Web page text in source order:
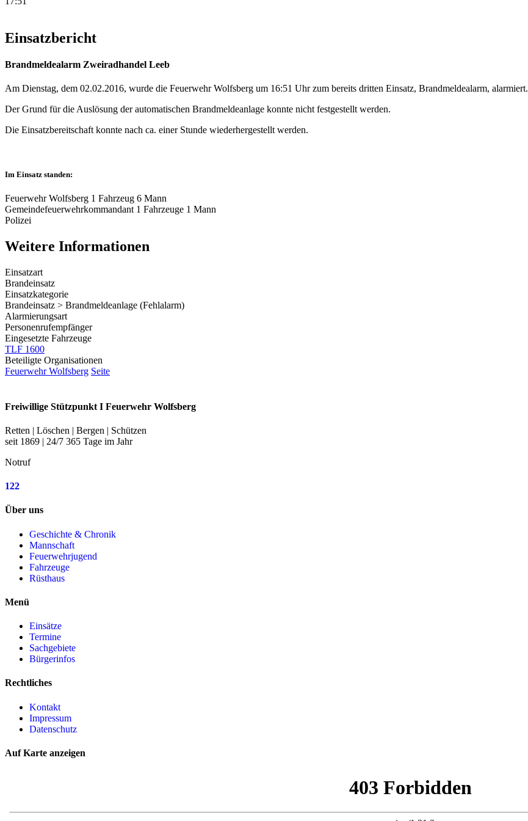
Einsatzbericht
Brandmeldealarm Zweiradhandel Leeb
Am Dienstag, dem 02.02.2016, wurde die Feuerwehr Wolfsberg um 16:51 Uhr zum bereits dritten Einsatz, Brandmeldealarm, alarmiert.
Der Grund für die Auslösung der automatischen Brandmeldeanlage konnte nicht festgestellt werden.
Die Einsatzbereitschaft konnte nach ca. einer Stunde wiederhergestellt werden.
Im Einsatz standen:
Feuerwehr Wolfsberg 1 Fahrzeug 6 Mann
Gemeindefeuerwehrkommandant 1 Fahrzeuge 1 Mann
Polizei
Weitere Informationen
Einsatzart
Brandeinsatz
Einsatzkategorie
Brandeinsatz > Brandmeldeanlage (Fehlalarm)
Alarmierungsart
Personenrufempfänger
Eingesetzte Fahrzeuge
TLF 1600
Beteiligte Organisationen
Feuerwehr Wolfsberg Seite
Freiwillige Stützpunkt I Feuerwehr Wolfsberg
Retten | Löschen | Bergen | Schützen
seit 1869 | 24/7 365 Tage im Jahr
Notruf
122
Über uns
Geschichte & Chronik
Mannschaft
Feuerwehrjugend
Fahrzeuge
Rüsthaus
Menü
Einsätze
Termine
Sachgebiete
Bürgerinfos
Rechtliches
Kontakt
Impressum
Datenschutz
Auf Karte anzeigen